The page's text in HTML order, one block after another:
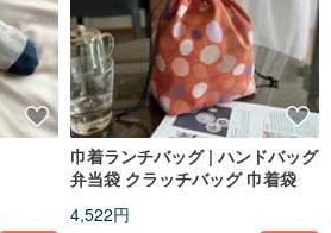
巾着ランチバッグ | ハンドバッグ
弁当袋 クラッチバッグ 巾着袋
4,522円